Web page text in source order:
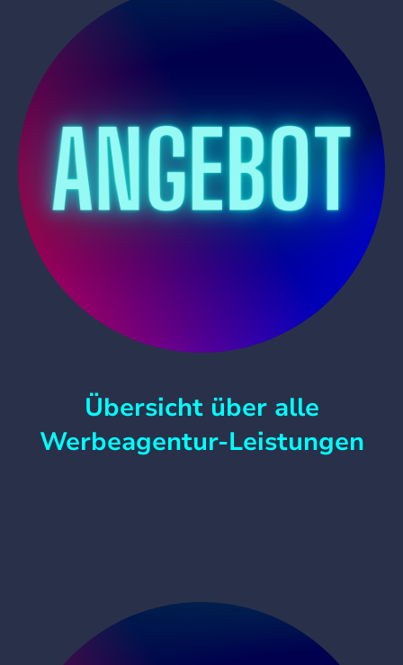
Übersicht über alle
Werbeagentur-Leistungen